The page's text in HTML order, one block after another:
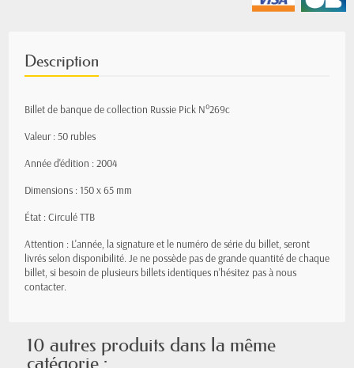
Description
Billet de banque de collection Russie Pick N°269c
Valeur : 50 rubles
Année d'édition : 2004
Dimensions : 150 x 65 mm
État : Circulé TTB
Attention : L'année, la signature et le numéro de série du billet, seront
livrés selon disponibilité. Je ne possède pas de grande quantité de chaque
billet, si besoin de plusieurs billets identiques n'hésitez pas à nous
contacter.
10 autres produits dans la même
catégorie :